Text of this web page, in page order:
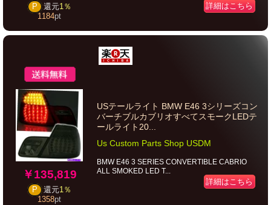
P 還元1％
1184pt
詳細はこちら
￥135,819
P 還元1％
1358pt
USテールライト BMW E46 3シリーズコン
バーチブルカブリオすべてスモークLEDテ
ールライト20...
Us Custom Parts Shop USDM
BMW E46 3 SERIES CONVERTIBLE CABRIO
ALL SMOKED LED T...
詳細はこちら